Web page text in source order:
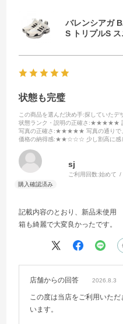
バレンシアガ
S トリプルS
状態も完璧
この商品を選んだ決め手:探していたデ
状態ランク・説明の正確さ :★★★★★ 説
写真の正確さ :★★★★★ 写真の通りで、
価格の納得感:★★☆☆☆ 少し割高に感
sj
ご利用回数:始めて
記載内容のとおり、新品未使用
箱も綺麗で大変良かったです。
店舗からの回答 2026.8.3
この度は当店をご利用いた
います。